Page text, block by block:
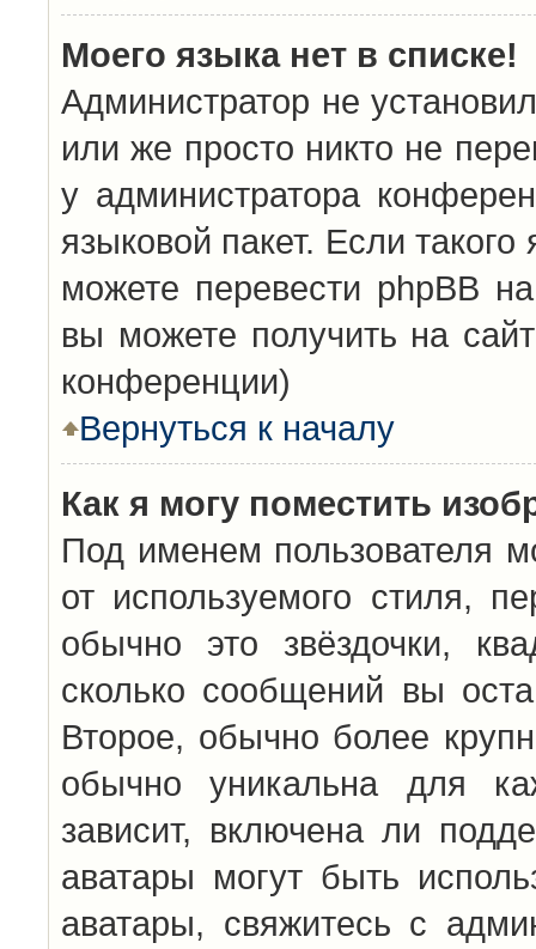
Моего языка нет в списке!
Администратор не
или же просто никто не
у администратора
языковой пакет. Если
можете перевести phpBB
вы можете получить на
конференции)
Вернуться к началу
Как я могу поместить
Под именем пользователя
от используемого стиля,
обычно это звёздочки,
сколько сообщений вы
Второе, обычно более
обычно уникальна для
зависит, включена ли
аватары могут быть
аватары, свяжитесь с